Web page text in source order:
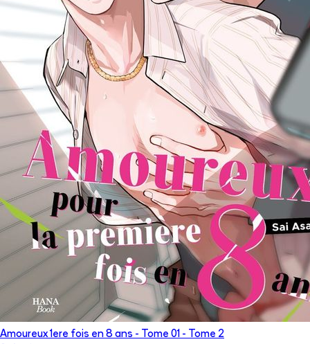
Amoureux 1ere fois en 8 ans - Tome 01 - Tome 2